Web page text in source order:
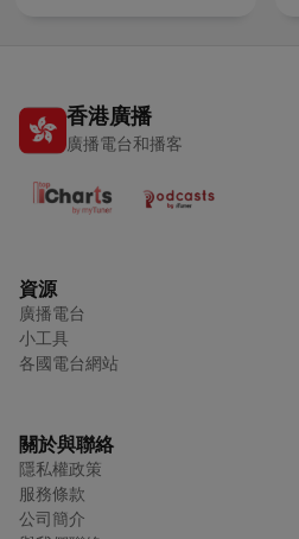
香港廣播
廣播電台和播客
資源
廣播電台
小工具
各國電台網站
關於與聯絡
隱私權政策
服務條款
公司簡介